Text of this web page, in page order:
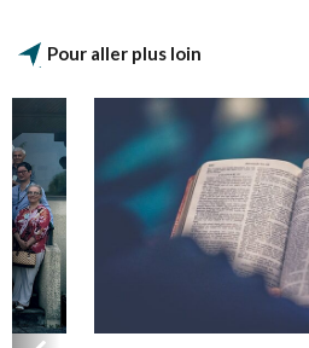
Pour aller plus loin